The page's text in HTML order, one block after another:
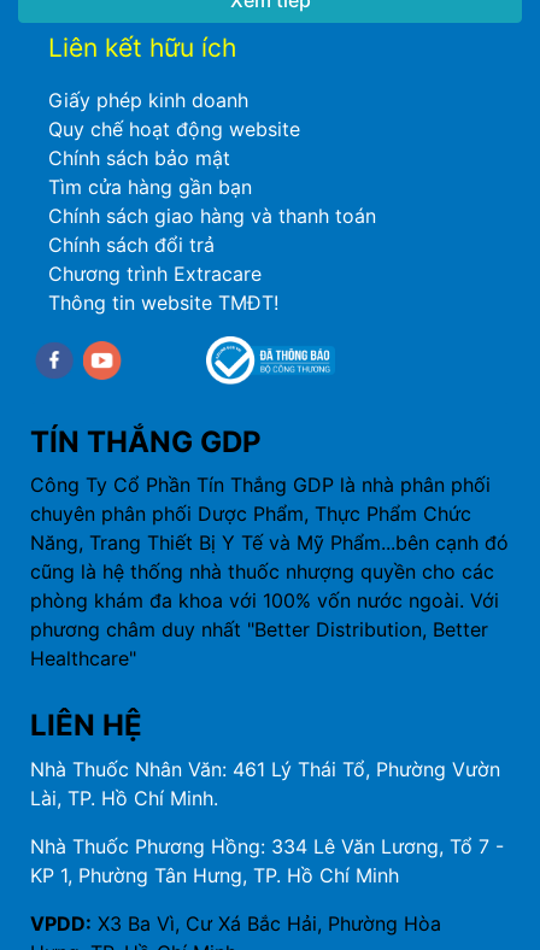
Liên kết hữu ích
Giấy phép kinh doanh
Quy chế hoạt động website
Chính sách bảo mật
Tìm cửa hàng gần bạn
Chính sách giao hàng và thanh toán
Chính sách đổi trả
Chương trình Extracare
Thông tin website TMĐT!
Facebookyoutube
TÍN THẮNG GDP
Công Ty Cổ Phần Tín Thắng GDP là nhà phân phối
chuyên phân phối Dược Phẩm, Thực Phẩm Chức
Năng, Trang Thiết Bị Y Tế và Mỹ Phẩm...bên cạnh đó
cũng là hệ thống nhà thuốc nhượng quyền cho các
phòng khám đa khoa với 100% vốn nước ngoài. Với
phương châm duy nhất "Better Distribution, Better
Healthcare"
LIÊN HỆ
Nhà Thuốc Nhân Văn: 461 Lý Thái Tổ, Phường Vườn
Lài, TP. Hồ Chí Minh.
Nhà Thuốc Phương Hồng: 334 Lê Văn Lương, Tổ 7 -
KP 1, Phường Tân Hưng, TP. Hồ Chí Minh
VPDD: X3 Ba Vì, Cư Xá Bắc Hải, Phường Hòa